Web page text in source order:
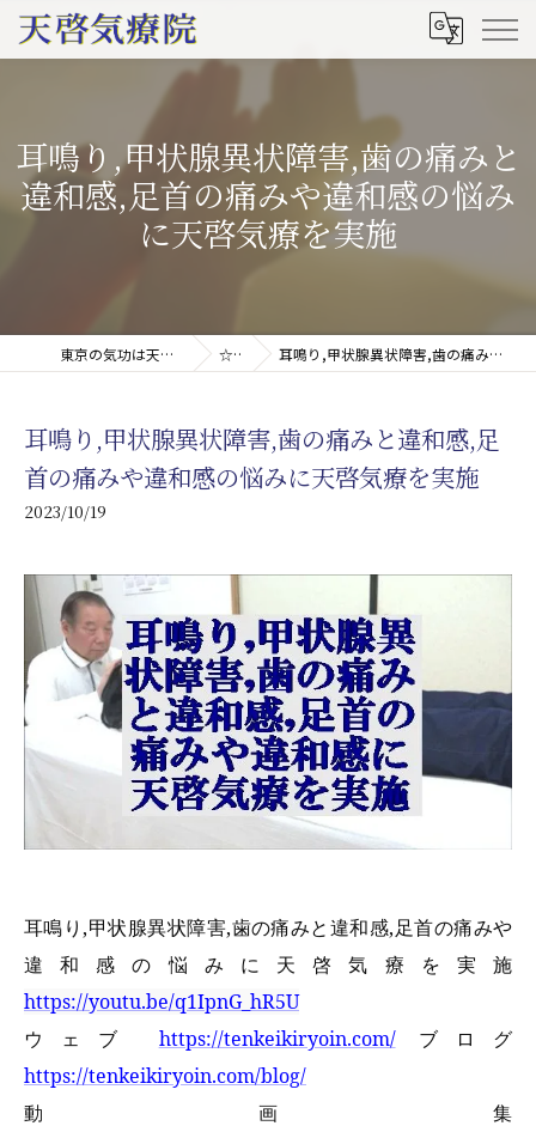
耳鳴り,甲状腺異状障害,歯の痛みと
違和感,足首の痛みや違和感の悩み
に天啓気療を実施
東京の気功は天啓気療院(天啓気功療法治療院) ☆ブログ 耳鳴り,甲状腺異状障害,歯の痛みと違和感,足首の痛みや違和感の悩みに天啓気療を実施
耳鳴り,甲状腺異状障害,歯の痛みと違和感,足
首の痛みや違和感の悩みに天啓気療を実施
2023/10/19
耳鳴り,甲状腺異状障害,歯の痛みと違和感,足首の痛みや
違和感の悩みに天啓気療を実施
https://youtu.be/q1IpnG_hR5U
ウェブ https://tenkeikiryoin.com/ブログ
https://tenkeikiryoin.com/blog/
動画集